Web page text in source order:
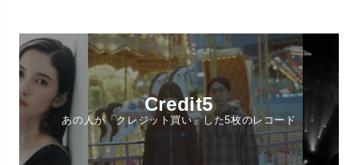
Credit5
あの人が「クレジット買い」した5枚のレコード